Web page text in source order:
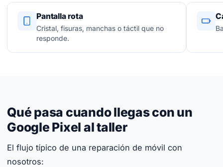
Pantalla rota
Cristal, fisuras, manchas o táctil que no
responde.
Qué pasa cuando llegas con un
Google Pixel al taller
El flujo típico de una reparación de móvil con
nosotros: